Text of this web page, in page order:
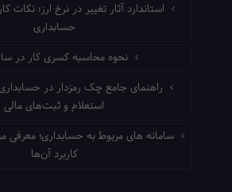
استاندارد آثار تغییر در نرخ ارز؛ نکات
حسابداری
نحوه محاسبه کسری کار در سال
راهنمای جامع چک رمزدار در
استعلام و ثبت‌های مالی
سامانه های مربوط به حسابداری؛ معرفی
کاربرد آن‌ها